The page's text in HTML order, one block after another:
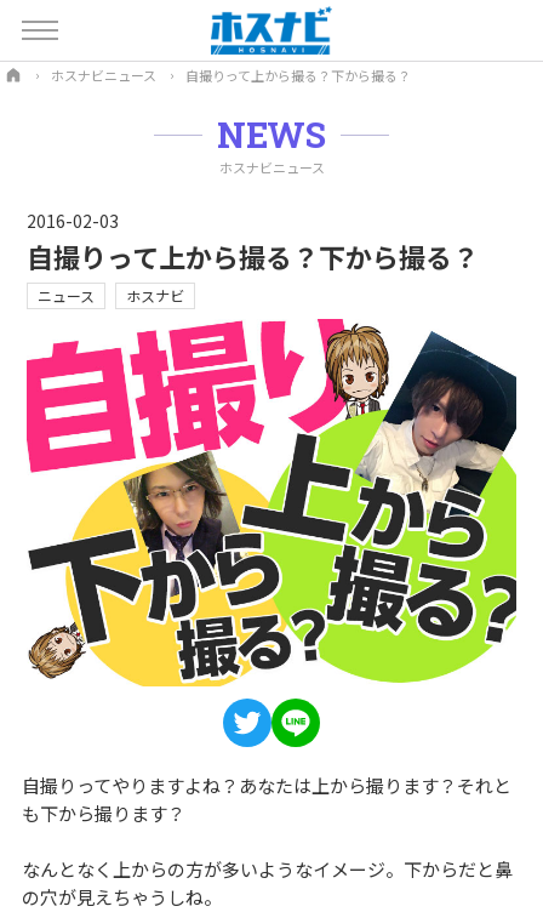
ホスナビニュース 自撮りって上から撮る？下から撮る？
NEWS
ホスナビニュース
2016-02-03
自撮りって上から撮る？下から撮る？
ニュース ホスナビ
自撮りってやりますよね？あなたは上から撮ります？それと
も下から撮ります？
なんとなく上からの方が多いようなイメージ。下からだと鼻
の穴が見えちゃうしね。